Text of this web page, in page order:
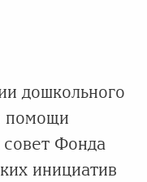
дошкольного
помощи
Фонда
инициатив